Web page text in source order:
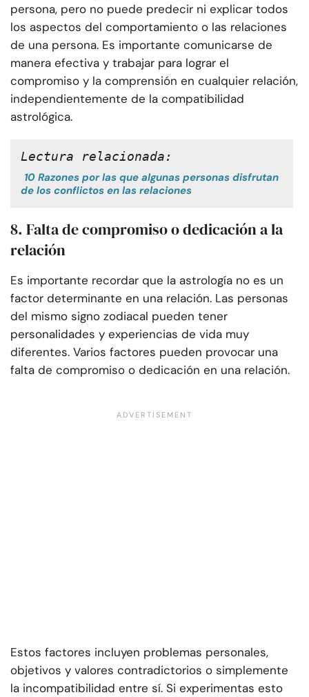
persona, pero no puede predecir ni explicar todos
los aspectos del comportamiento o las relaciones
de una persona. Es importante comunicarse de
manera efectiva y trabajar para lograr el
compromiso y la comprensión en cualquier relación,
independientemente de la compatibilidad
astrológica.
Lectura relacionada:
10 Razones por las que algunas personas disfrutan
de los conflictos en las relaciones
8. Falta de compromiso o dedicación a la
relación
Es importante recordar que la astrología no es un
factor determinante en una relación. Las personas
del mismo signo zodiacal pueden tener
personalidades y experiencias de vida muy
diferentes. Varios factores pueden provocar una
falta de compromiso o dedicación en una relación.
Estos factores incluyen problemas personales,
objetivos y valores contradictorios o simplemente
la incompatibilidad entre sí. Si experimentas esto